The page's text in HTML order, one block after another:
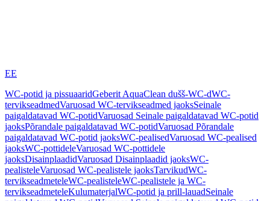
EE
WC-potid ja pissuaaridGeberit AquaClean dušš-WC-dWC-
tervikseadmedVaruosad WC-tervikseadmed jaoksSeinale
paigaldatavad WC-potidVaruosad Seinale paigaldatavad WC-potid
jaoksPõrandale paigaldatavad WC-potidVaruosad Põrandale
paigaldatavad WC-potid jaoksWC-pealisedVaruosad WC-pealised
jaoksWC-pottideleVaruosad WC-pottidele
jaoksDisainplaadidVaruosad Disainplaadid jaoksWC-
pealisteleVaruosad WC-pealistele jaoksTarvikudWC-
tervikseadmeteleWC-pealisteleWC-pealistele ja WC-
tervikseadmeteleKulumaterjalWC-potid ja prill-lauadSeinale